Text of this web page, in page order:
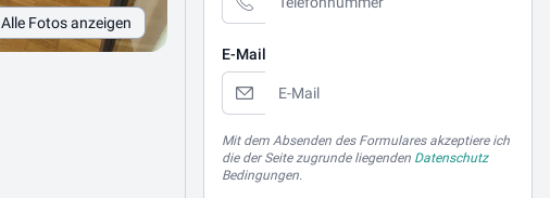
Alle Fotos anzeigen
E-Mail
Mit dem Absenden des Formulares akzeptiere ich
die der Seite zugrunde liegenden Datenschutz
Bedingungen.